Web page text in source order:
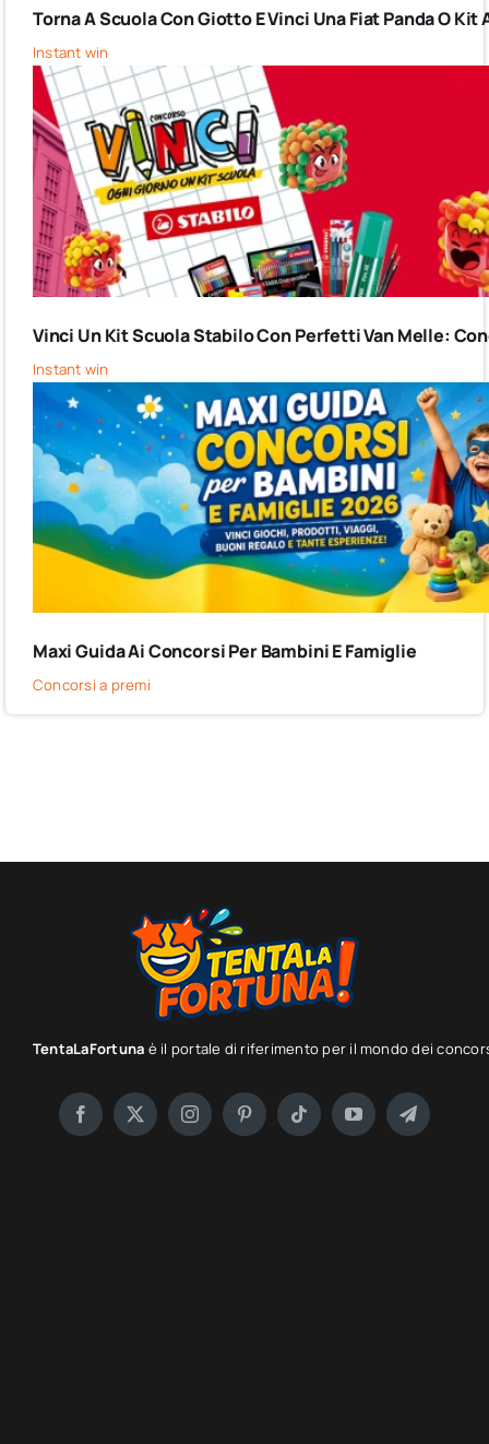
Torna A Scuola Con Giotto E Vinci Una Fiat Panda O
Instant win
Vinci Un Kit Scuola Stabilo Con Perfetti Van Melle:
Instant win
Maxi Guida Ai Concorsi Per Bambini E Famiglie
Concorsi a premi
TentaLaFortuna è il portale di riferimento per il mondo dei